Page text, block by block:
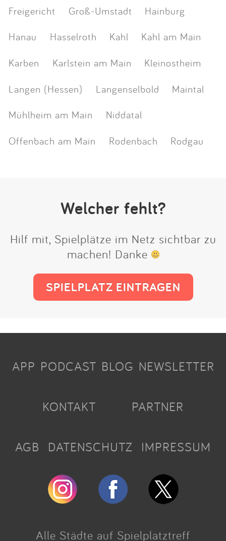
Freigericht Groß-Umstadt
Hainburg
Hanau
Hasselroth Kahl
Kahl am Main
Karben
Karlstein am Main
Kleinostheim
Langen (Hessen)
Langenselbold
Maintal
Mühlheim am Main
Niddatal
Offenbach am Main
Rodenbach Rodgau
Welcher fehlt?
Hilf mit, Spielplätze im Netz sichtbar zu
machen! Danke
SPIELPLATZ EINTRAGEN
APP PODCAST BLOG NEWSLETTER
KONTAKT PARTNER
AGB DATENSCHUTZ IMPRESSUM
Alle Städte auf Spielplatztreff